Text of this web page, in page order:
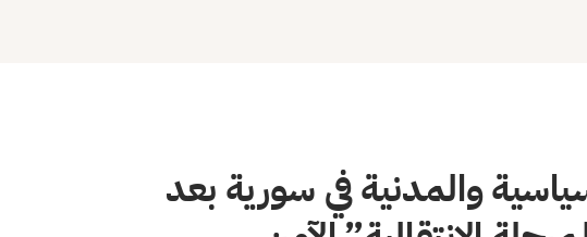
والمدنية في سورية بعد